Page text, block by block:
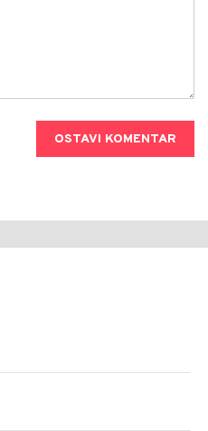
OSTAVI KOMENTAR